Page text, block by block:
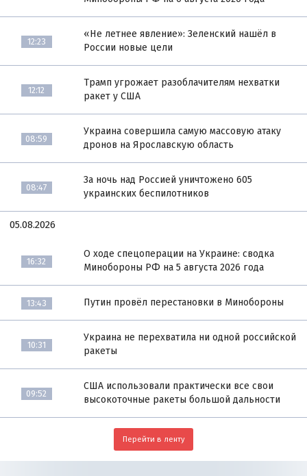
12:23
«Не летнее явление»: Зеленский нашёл в
России новые цели
12:12
Трамп угрожает разоблачителям нехватки
ракет у США
08:59
Украина совершила самую массовую атаку
дронов на Ярославскую область
08:47
За ночь над Россией уничтожено 605
украинских беспилотников
05.08.2026
16:32
О ходе спецоперации на Украине: сводка
Минобороны РФ на 5 августа 2026 года
13:43 Путин провёл перестановки в Минобороны
10:31
Украина не перехватила ни одной российской
ракеты
09:52
США использовали практически все свои
высокоточные ракеты большой дальности
Перейти в ленту